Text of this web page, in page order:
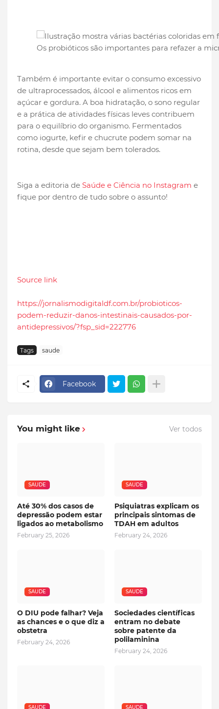
Os probióticos são importantes para refazer a
Também é importante evitar o consumo excessivo
de ultraprocessados, álcool e alimentos ricos em
açúcar e gordura. A boa hidratação, o sono regular
e a prática de atividades físicas leves contribuem
para o equilíbrio do organismo. Fermentados
como iogurte, kefir e chucrute podem somar na
rotina, desde que sejam bem tolerados.
Siga a editoria de Saúde e Ciência no Instagram e
fique por dentro de tudo sobre o assunto!
Source link
https://jornalismodigitaldf.com.br/probioticos-
podem-reduzir-danos-intestinais-causados-por-
antidepressivos/?fsp_sid=222776
Tags saude
Facebook
You might like Ver todos
SAUDE
Até 30% dos casos de
depressão podem estar
ligados ao metabolismo
February 25, 2026
SAUDE
Psiquiatras explicam os
principais sintomas de
TDAH em adultos
February 24, 2026
SAUDE
O DIU pode falhar? Veja
as chances e o que diz a
obstetra
February 24, 2026
SAUDE
Sociedades científicas
entram no debate
sobre patente da
polilaminina
February 24, 2026
SAUDE SAUDE